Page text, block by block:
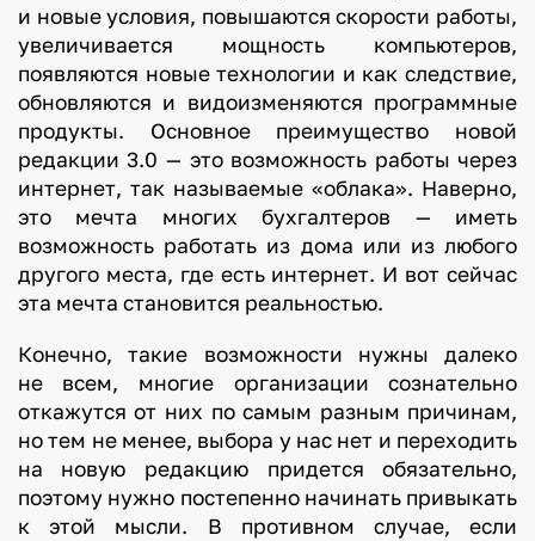
и новые условия, повышаются скорости работы,
увеличивается мощность компьютеров,
появляются новые технологии и как следствие,
обновляются и видоизменяются программные
продукты. Основное преимущество новой
редакции 3.0 — это возможность работы через
интернет, так называемые «облака». Наверно,
это мечта многих бухгалтеров — иметь
возможность работать из дома или из любого
другого места, где есть интернет. И вот сейчас
эта мечта становится реальностью.
Конечно, такие возможности нужны далеко
не всем, многие организации сознательно
откажутся от них по самым разным причинам,
но тем не менее, выбора у нас нет и переходить
на новую редакцию придется обязательно,
поэтому нужно постепенно начинать привыкать
к этой мысли. В противном случае, если